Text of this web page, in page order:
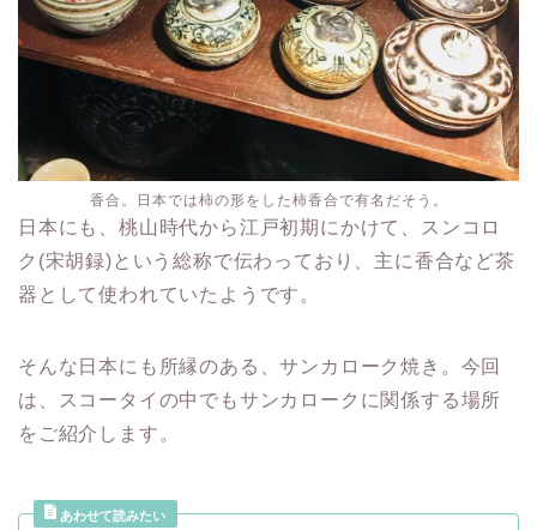
香合。日本では柿の形をした柿香合で有名だそう。
日本にも、桃山時代から江戸初期にかけて、スンコロ
ク(宋胡録)という総称で伝わっており、主に香合など茶
器として使われていたようです。
そんな日本にも所縁のある、サンカローク焼き。今回
は、スコータイの中でもサンカロークに関係する場所
をご紹介します。